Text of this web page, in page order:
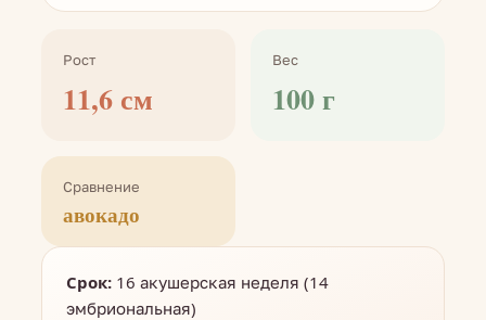
Рост
11,6 см
Вес
100 г
Сравнение
авокадо
Срок: 16 акушерская неделя (14
эмбриональная)